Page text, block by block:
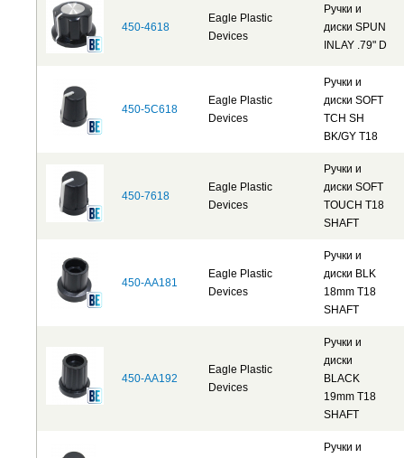
450-4618
Eagle Plastic
Devices
Ручки и
диски SPUN
INLAY .79" D
450-5C618
Eagle Plastic
Devices
Ручки и
диски SOFT
TCH SH
BK/GY T18
450-7618
Eagle Plastic
Devices
Ручки и
диски SOFT
TOUCH T18
SHAFT
450-AA181
Eagle Plastic
Devices
Ручки и
диски BLK
18mm T18
SHAFT
450-AA192
Eagle Plastic
Devices
Ручки и
диски
BLACK
19mm T18
SHAFT
Ручки и